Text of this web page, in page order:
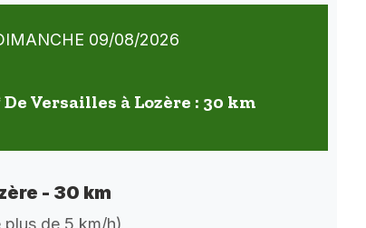
09/08/2026
De Versailles à Lozère : 30 km
- 30 km
de 5 km/h)